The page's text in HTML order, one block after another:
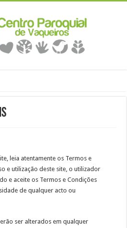
leia atentamente os Termos e
e utilização deste site, o utilizador
e aceite os Termos e Condições
de qualquer acto ou
ser alterados em qualquer